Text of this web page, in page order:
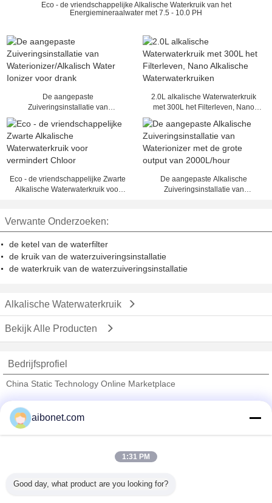
Eco - de vriendschappelijke Alkalische Waterkruik van het
Energiemineraalwater met 7.5 - 10.0 PH
De aangepaste
Zuiveringsinstallatie van
Ionizer voor drank
2.0L alkalische Waterwaterkruik
met 300L het Filterleven, Nano
Eco - de vriendschappelijke Zwarte
Alkalische Waterwaterkruik voor
De aangepaste Alkalische
Zuiveringsinstallatie van
Verwante Onderzoeken:
de ketel van de waterfilter
de kruik van de waterzuiveringsinstallatie
de waterkruik van de waterzuiveringsinstallatie
Alkalische Waterwaterkruik
Bekijk Alle Producten
Bedrijfsprofiel
China Static Technology Online Marketplace
Trust Seal
Alle producten
aibonet.com
1:31 PM
Good day, what product are you looking for?